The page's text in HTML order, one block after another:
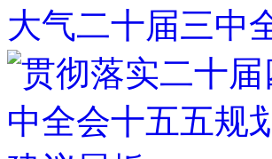
大气二十届三中